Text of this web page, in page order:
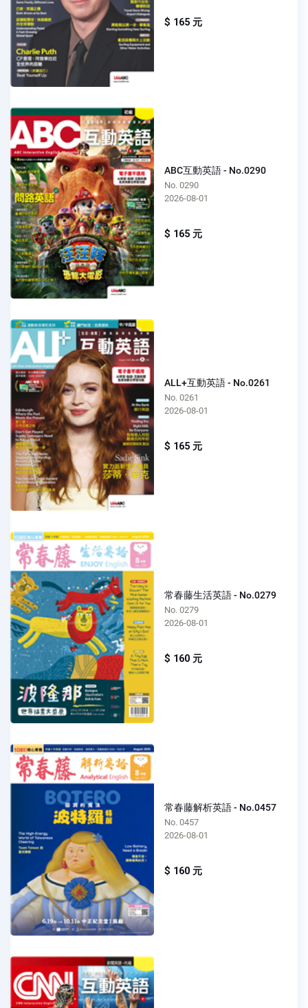
$ 165 元
ABC互動英語 - No.0290
No. 0290
2026-08-01
$ 165 元
ALL+互動英語 - No.0261
No. 0261
2026-08-01
$ 165 元
常春藤生活英語 - No.0279
No. 0279
2026-08-01
$ 160 元
常春藤解析英語 - No.0457
No. 0457
2026-08-01
$ 160 元